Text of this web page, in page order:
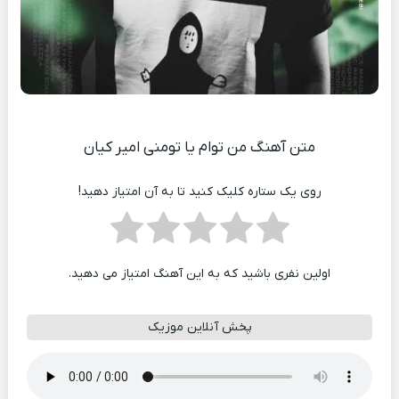
متن آهنگ من توام یا تومنی امیر کیان
روی یک ستاره کلیک کنید تا به آن امتیاز دهید!
اولین نفری باشید که به این آهنگ امتیاز می دهید.
پخش آنلاین موزیک